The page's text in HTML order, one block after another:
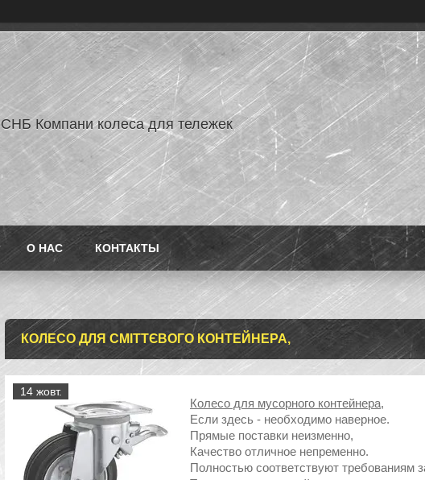
СНБ Компани колеса для тележек
О НАС КОНТАКТЫ
КОЛЕСО ДЛЯ СМІТТЄВОГО КОНТЕЙНЕРА,
14 жовт.
Колесо для мусорного контейнера,
Если здесь - необходимо наверное.
Прямые поставки неизменно,
Качество отличное непременно.
Полностью соответствуют требованиям